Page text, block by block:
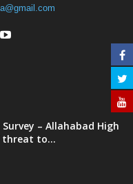
– Allahabad High
to...